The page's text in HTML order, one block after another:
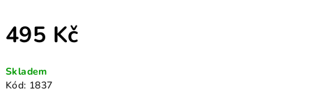
495 Kč
cena:
Skladem
Kód: 1837